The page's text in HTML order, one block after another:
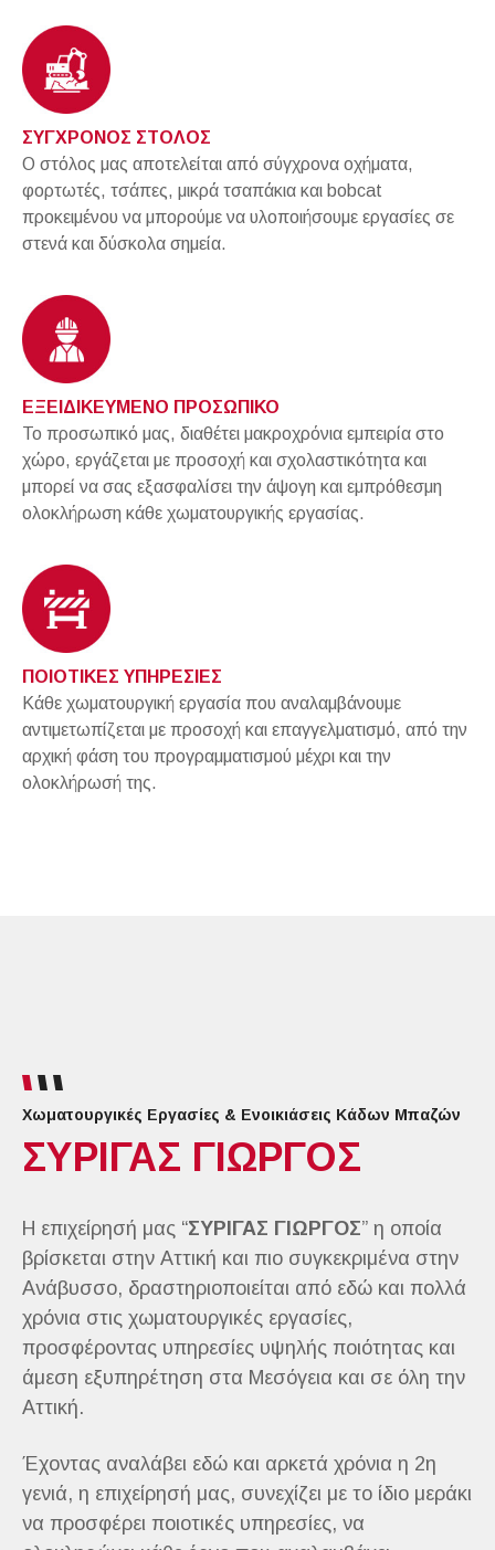
ΣΥΓΧΡΟΝΟΣ ΣΤΟΛΟΣ
Ο στόλος μας αποτελείται από σύγχρονα οχήματα,
φορτωτές, τσάπες, μικρά τσαπάκια και bobcat
προκειμένου να μπορούμε να υλοποιήσουμε εργασίες σε
στενά και δύσκολα σημεία.
ΕΞΕΙΔΙΚΕΥΜΕΝΟ ΠΡΟΣΩΠΙΚΟ
Το προσωπικό μας, διαθέτει μακροχρόνια εμπειρία στο
χώρο, εργάζεται με προσοχή και σχολαστικότητα και
μπορεί να σας εξασφαλίσει την άψογη και εμπρόθεσμη
ολοκλήρωση κάθε χωματουργικής εργασίας.
ΠΟΙΟΤΙΚΕΣ ΥΠΗΡΕΣΙΕΣ
Κάθε χωματουργική εργασία που αναλαμβάνουμε
αντιμετωπίζεται με προσοχή και επαγγελματισμό, από την
αρχική φάση του προγραμματισμού μέχρι και την
ολοκλήρωσή της.
Χωματουργικές Εργασίες & Ενοικιάσεις Κάδων Μπαζών
ΣΥΡΙΓΑΣ ΓΙΩΡΓΟΣ
Η επιχείρησή μας “ΣΥΡΙΓΑΣ ΓΙΩΡΓΟΣ” η οποία
βρίσκεται στην Αττική και πιο συγκεκριμένα στην
Ανάβυσσο, δραστηριοποιείται από εδώ και πολλά
χρόνια στις χωματουργικές εργασίες,
προσφέροντας υπηρεσίες υψηλής ποιότητας και
άμεση εξυπηρέτηση στα Μεσόγεια και σε όλη την
Αττική.
Έχοντας αναλάβει εδώ και αρκετά χρόνια η 2η
γενιά, η επιχείρησή μας, συνεχίζει με το ίδιο μεράκι
να προσφέρει ποιοτικές υπηρεσίες, να